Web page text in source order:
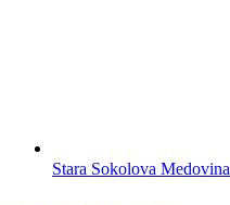
Stara Sokolova Medovina